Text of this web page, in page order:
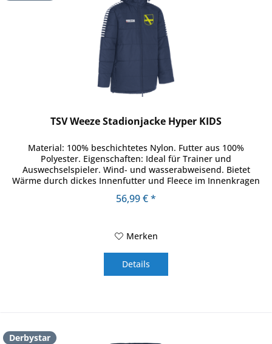
TSV Weeze Stadionjacke Hyper KIDS
Material: 100% beschichtetes Nylon. Futter aus 100%
Polyester. Eigenschaften: Ideal für Trainer und
Auswechselspieler. Wind- und wasserabweisend. Bietet
Wärme durch dickes Innenfutter und Fleece im Innenkragen
56,99 € *
Merken
Details
Derbystar